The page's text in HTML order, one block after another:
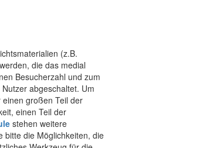
(z.B.
die das medial
Besucherzahl und zum
abgeschaltet. Um
großen Teil der
einen Teil der
stehen weitere
bitte die Möglichkeiten, die